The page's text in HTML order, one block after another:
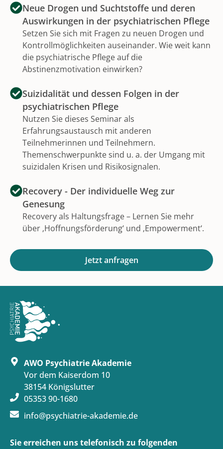
Neue Drogen und Suchtstoffe und deren
Auswirkungen in der psychiatrischen Pflege
Setzen Sie sich mit Fragen zu neuen Drogen und
Kontrollmöglichkeiten auseinander. Wie weit kann
die psychiatrische Pflege auf die
Abstinenzmotivation einwirken?
Suizidalität und dessen Folgen in der
psychiatrischen Pflege
Nutzen Sie dieses Seminar als
Erfahrungsaustausch mit anderen
Teilnehmerinnen und Teilnehmern.
Themenschwerpunkte sind u. a. der Umgang mit
suizidalen Krisen und Risikosignalen.
Recovery - Der individuelle Weg zur
Genesung
Recovery als Haltungsfrage – Lernen Sie mehr
über ‚Hoffnungsförderung‘ und ‚Empowerment‘.
Jetzt anfragen
AWO Psychiatrie Akademie
Vor dem Kaiserdom 10
38154 Königslutter
05353 90-1680
info@psychiatrie-akademie.de
Sie erreichen uns telefonisch zu folgenden